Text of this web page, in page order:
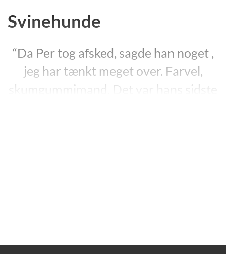
Svinehunde
“Da Per tog afsked, sagde han noget ,
jeg har tænkt meget over. Farvel,
skumgummimand. Det var hans sidste